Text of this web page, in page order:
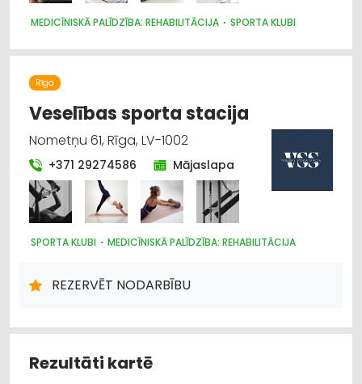
MEDICĪNISKĀ PALĪDZĪBA: REHABILITĀCIJA SPORTA KLUBI
Rīga
Veselības sporta stacija
Nometņu 61, Rīga, LV-1002
+371 29274586 Mājaslapa
SPORTA KLUBI MEDICĪNISKĀ PALĪDZĪBA: REHABILITĀCIJA
REZERVĒT NODARBĪBU
Rezultāti kartē